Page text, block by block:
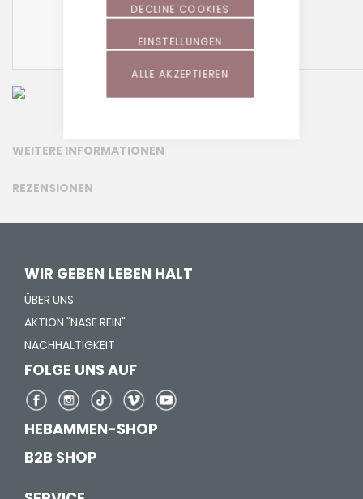
ALLE AKZEPTIEREN
EINSTELLUNGEN
DECLINE COOKIES
WEITERE INFORMATIONEN
REZENSIONEN
WIR GEBEN LEBEN HALT
ÜBER UNS
AKTION "NASE REIN"
NACHHALTIGKEIT
FOLGE UNS AUF
HEBAMMEN-SHOP
B2B SHOP